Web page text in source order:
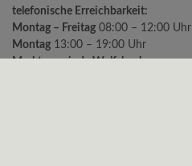
telefonische Erreichbarkeit:
Montag – Freitag 08:00 – 12:00 Uhr
Montag 13:00 – 19:00 Uhr
Marktgemeinde Wolfsbach